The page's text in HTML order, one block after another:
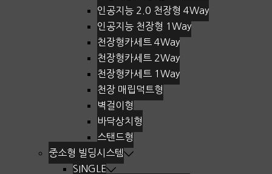
인공지능 2.0 천장형 4Way
인공지능 천장형 1Way
천장형카세트 4Way
천장형카세트 2Way
천장형카세트 1Way
천장 매립덕트형
벽걸이형
바닥상치형
스탠드형
중소형 빌딩시스템
SINGLE